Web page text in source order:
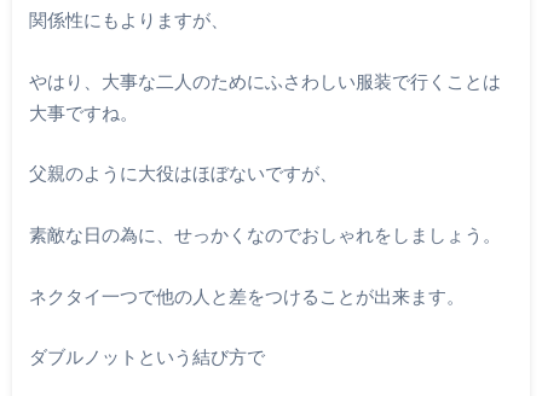
関係性にもよりますが、
やはり、大事な二人のためにふさわしい服装で行くことは
大事ですね。
父親のように大役はほぼないですが、
素敵な日の為に、せっかくなのでおしゃれをしましょう。
ネクタイ一つで他の人と差をつけることが出来ます。
ダブルノットという結び方で